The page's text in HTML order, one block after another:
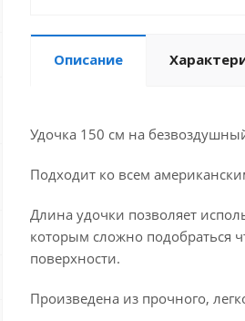
Описание
Удочка 150 см на
Подходит ко всем
Длина удочки позволяет
которым сложно подобраться
поверхности.
Произведена из прочного,